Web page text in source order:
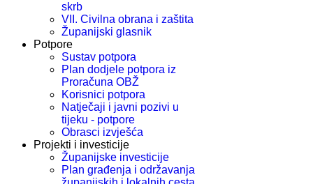
skrb
VII. Civilna obrana i zaštita
Županijski glasnik
Potpore
Sustav potpora
Plan dodjele potpora iz
Proračuna OBŽ
Korisnici potpora
Natječaji i javni pozivi u
tijeku - potpore
Obrasci izvješća
Projekti i investicije
Županijske investicije
Plan građenja i održavanja